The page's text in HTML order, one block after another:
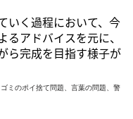
いく過程において、今
アドバイスを元に、
ら完成を目指す様子が
ミのポイ捨て問題、言葉の問題、警